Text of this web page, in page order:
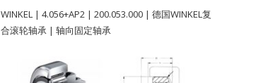
WINKEL | 4.056+AP2 | 200.053.000 | 德国WINKEL复
合滚轮轴承 | 轴向固定轴承